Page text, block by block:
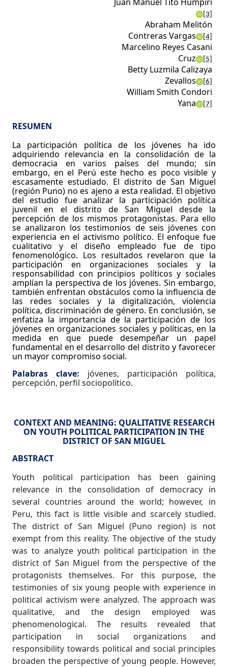
[3]
Abraham Melitón
Contreras Vargas
[4]
Marcelino Reyes Casani
Cruz
[5]
Betty Luzmila Calizaya
Zevallos
[6]
William Smith Condori
Yana
[7]
RESUMEN
La participación política de los jóvenes ha ido
adquiriendo relevancia en la consolidación de la
democracia en varios países del mundo; sin
embargo, en el Perú este hecho es poco visible y
escasamente estudiado. El distrito de San Miguel
(región Puno) no es ajeno a esta realidad. El objetivo
del estudio fue analizar la participación política
juvenil en el distrito de San Miguel desde la
percepción de los mismos protagonistas. Para ello
se analizaron los testimonios de seis jóvenes con
experiencia en el activismo político. El enfoque fue
cualitativo y el diseño empleado fue de tipo
fenomenológico. Los resultados revelaron que la
participación en organizaciones sociales y la
responsabilidad con principios políticos y sociales
amplían la perspectiva de los jóvenes. Sin embargo,
también enfrentan obstáculos como la influencia de
las redes sociales y la digitalización, violencia
política, discriminación de género. En conclusión, se
enfatiza la importancia de la participación de los
jóvenes en organizaciones sociales y políticas, en la
medida en que puede desempeñar un papel
fundamental en el desarrollo del distrito y favorecer
un mayor compromiso social.
Palabras clave:
jóvenes, participación política,
percepción, perfil sociopolítico.
CONTEXT AND MEANING: QUALITATIVE RESEARCH
ON YOUTH POLITICAL PARTICIPATION IN THE
DISTRICT OF SAN MIGUEL
ABSTRACT
Youth political participation has been gaining
relevance in the consolidation of democracy in
several countries around the world; however, in
Peru, this fact is little visible and scarcely studied.
The district of San Miguel (Puno region) is not
exempt from this reality. The objective of the study
was to analyze youth political participation in the
district of San Miguel from the perspective of the
protagonists themselves. For this purpose, the
testimonies of six young people with experience in
political activism were analyzed. The approach was
qualitative, and the design employed was
phenomenological. The results revealed that
participation in social organizations and
responsibility towards political and social principles
broaden the perspective of young people. However,